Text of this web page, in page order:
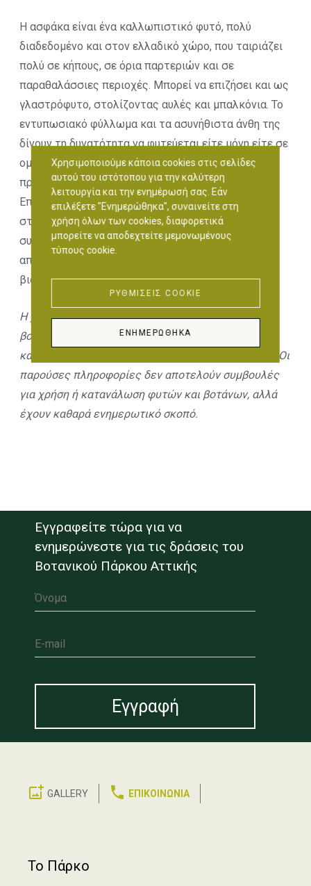
Η ασφάκα είναι ένα καλλωπιστικό φυτό, πολύ
διαδεδομένο και στον ελλαδικό χώρο, που ταιριάζει
πολύ σε κήπους, σε όρια παρτεριών και σε
παραθαλάσσιες περιοχές. Μπορεί να επιζήσει και ως
γλαστρόφυτο, στολίζοντας αυλές και μπαλκόνια. Το
εντυπωσιακό φύλλωμα και τα ασυνήθιστα άνθη της
δίνουν τη δυνατότητα να φυτεύεται είτε μόνη είτε σε
ομάδες, αλλά και σε συνδυασμό με άλλα φυτά,
προσδίδοντας συνολικά μία μοναδική εικόνα.
Επιπλέον, τα φύλλα του φυτού χρησιμοποιούνταν
στην αρχαιότητα για την αντιμετώπιση διαφόρων
συμπτωμάτων, ωστόσο σύγχρονες μελέτες
απαιτούνται για τη διαπίστωση συγκεκριμένων
βιολειτουργικών ιδιοτήτων.
Η χορήγηση και η κατανάλωση των φυτών και των
βοτάνων πρέπει πάντοτε να γίνεται με την
καθοδήγηση κάποιου ειδικού ιατρού – θεραπευτή. Οι
παρούσες πληροφορίες δεν αποτελούν συμβουλές
για χρήση ή κατανάλωση φυτών και βοτάνων, αλλά
έχουν καθαρά ενημερωτικό σκοπό.
Εγγραφείτε τώρα για να
ενημερώνεστε για τις δράσεις του
Βοτανικού Πάρκου Αττικής
Όνομα
E-mail
GALLERY ΕΠΙΚΟΙΝΩΝΙΑ
Footer
Το Πάρκο
Χρησιμοποιούμε κάποια cookies στις σελίδες
αυτού του ιστότοπου για την καλύτερη
λειτουργία και την ενημέρωσή σας. Εάν
επιλέξετε "Ενημερώθηκα", συναινείτε στη
χρήση όλων των cookies, διαφορετικά
μπορείτε να αποδεχτείτε μεμονωμένους
τύπους cookie.
ΡΥΘΜΊΣΕΙΣ COOKIE
ΕΝΗΜΕΡΏΘΗΚΑ